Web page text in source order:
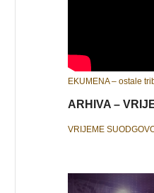
EKUMENA – ostale
ARHIVA –
VRIJEME